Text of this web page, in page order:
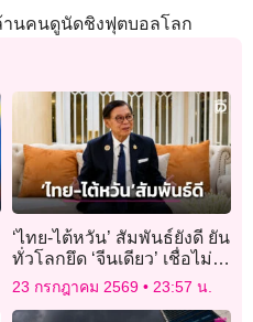
นคนดูนัดชิงฟุตบอลโลก
‘ไทย-ไต้หวัน’ สัมพันธ์ยังดี ยัน
ทั่วโลกยึด ‘จีนเดียว’ เชื่อไม่
กระทบฟรีวีซ่า
23 กรกฎาคม 2569 23:57 น.